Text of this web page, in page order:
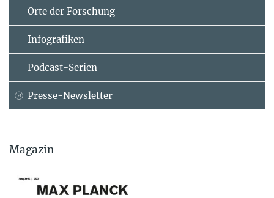
Orte der Forschung
Infografiken
Podcast-Serien
Presse-Newsletter
Magazin